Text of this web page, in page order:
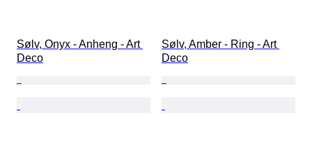
Sølv, Onyx - Anheng - Art
Deco
Sølv, Amber - Ring - Art
Deco